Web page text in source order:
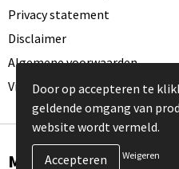
Privacy statement
Disclaimer
Algemene voorwaarden
Visit our EU website
Meld je aan voor onze
Door op accepteren te
geldende omgang van
website wordt vermeld.
Weigeren